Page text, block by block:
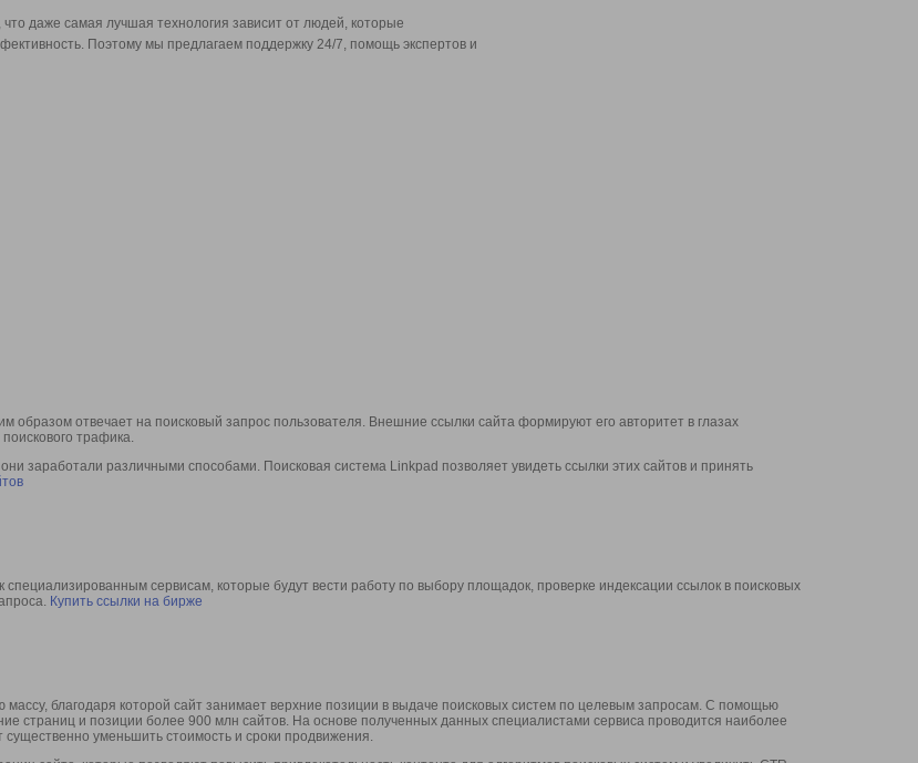
что даже самая лучшая технология зависит от людей, которые
Поэтому мы предлагаем поддержку 24/7, помощь экспертов и
отвечает на поисковый запрос пользователя. Внешние ссылки сайта формируют его авторитет в глазах
трафика.
заработали различными способами. Поисковая система Linkpad позволяет увидеть ссылки этих сайтов и принять
сервисам, которые будут вести работу по выбору площадок, проверке индексации ссылок в поисковых
Купить ссылки на бирже
благодаря которой сайт занимает верхние позиции в выдаче поисковых систем по целевым запросам. С помощью
страниц и позиции более 900 млн сайтов. На основе полученных данных специалистами сервиса проводится наиболее
уменьшить стоимость и сроки продвижения.